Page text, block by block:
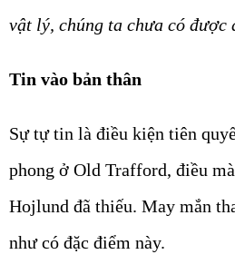
vật lý, chúng ta chưa có được
Tin vào bản thân
Sự tự tin là điều kiện tiên
phong ở Old Trafford, điều
Hojlund đã thiếu. May mắn
như có đặc điểm này.